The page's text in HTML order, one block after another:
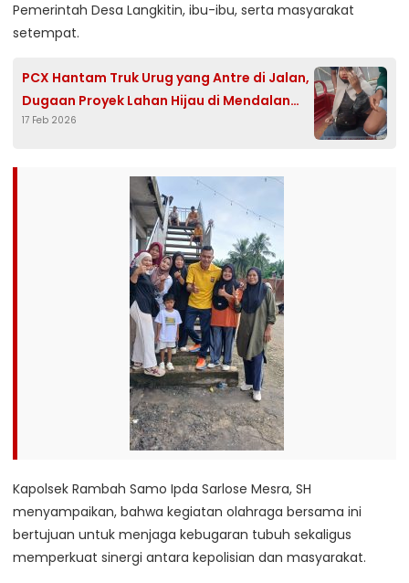
Pemerintah Desa Langkitin, ibu-ibu, serta masyarakat
setempat.
PCX Hantam Truk Urug yang Antre di Jalan,
Dugaan Proyek Lahan Hijau di Mendalan
Kian Membahayakan
17 Feb 2026
Kapolsek Rambah Samo Ipda Sarlose Mesra, SH
menyampaikan, bahwa kegiatan olahraga bersama ini
bertujuan untuk menjaga kebugaran tubuh sekaligus
memperkuat sinergi antara kepolisian dan masyarakat.